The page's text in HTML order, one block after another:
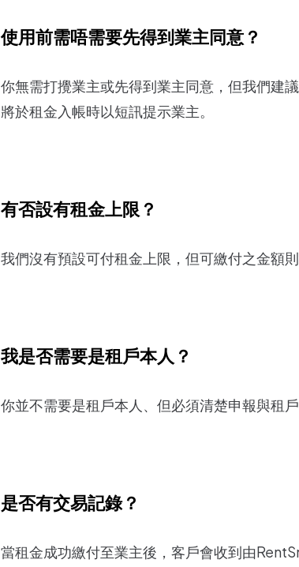
使用前需唔需要先得到業主同意？
你無需打攪業主或先得到業主同意，但我們建
將於租金入帳時以短訊提示業主。
有否設有租金上限？
我們沒有預設可付租金上限，但可繳付之金額
我是否需要是租戶本人？
你並不需要是租戶本人、但必須清楚申報與租戶
是否有交易記錄？
當租金成功繳付至業主後，客戶會收到由